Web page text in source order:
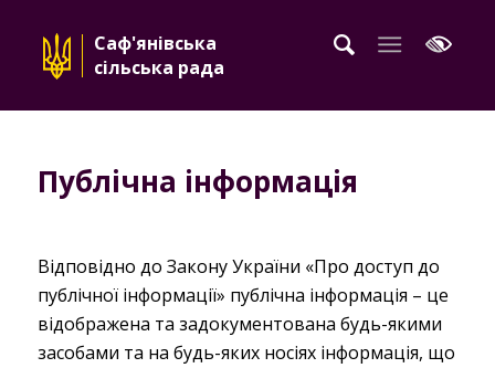
Саф'янівська
сільська рада
Публічна інформація
Відповідно до Закону України «Про доступ до
публічної інформації» публічна інформація – це
відображена та задокументована будь-якими
засобами та на будь-яких носіях інформація, що